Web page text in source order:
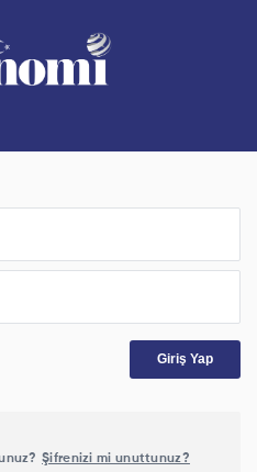
Giriş Yap
Şifrenizi mi unuttunuz?